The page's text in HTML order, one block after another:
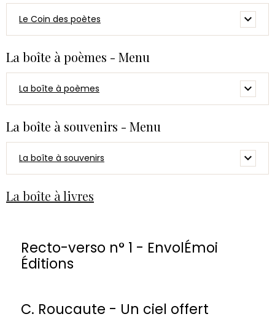
Le Coin des poètes
La boîte à poèmes - Menu
La boîte à poèmes
La boîte à souvenirs - Menu
La boîte à souvenirs
La boîte à livres
Recto-verso n° 1 - EnvolÉmoi
Éditions
C. Roucaute - Un ciel offert